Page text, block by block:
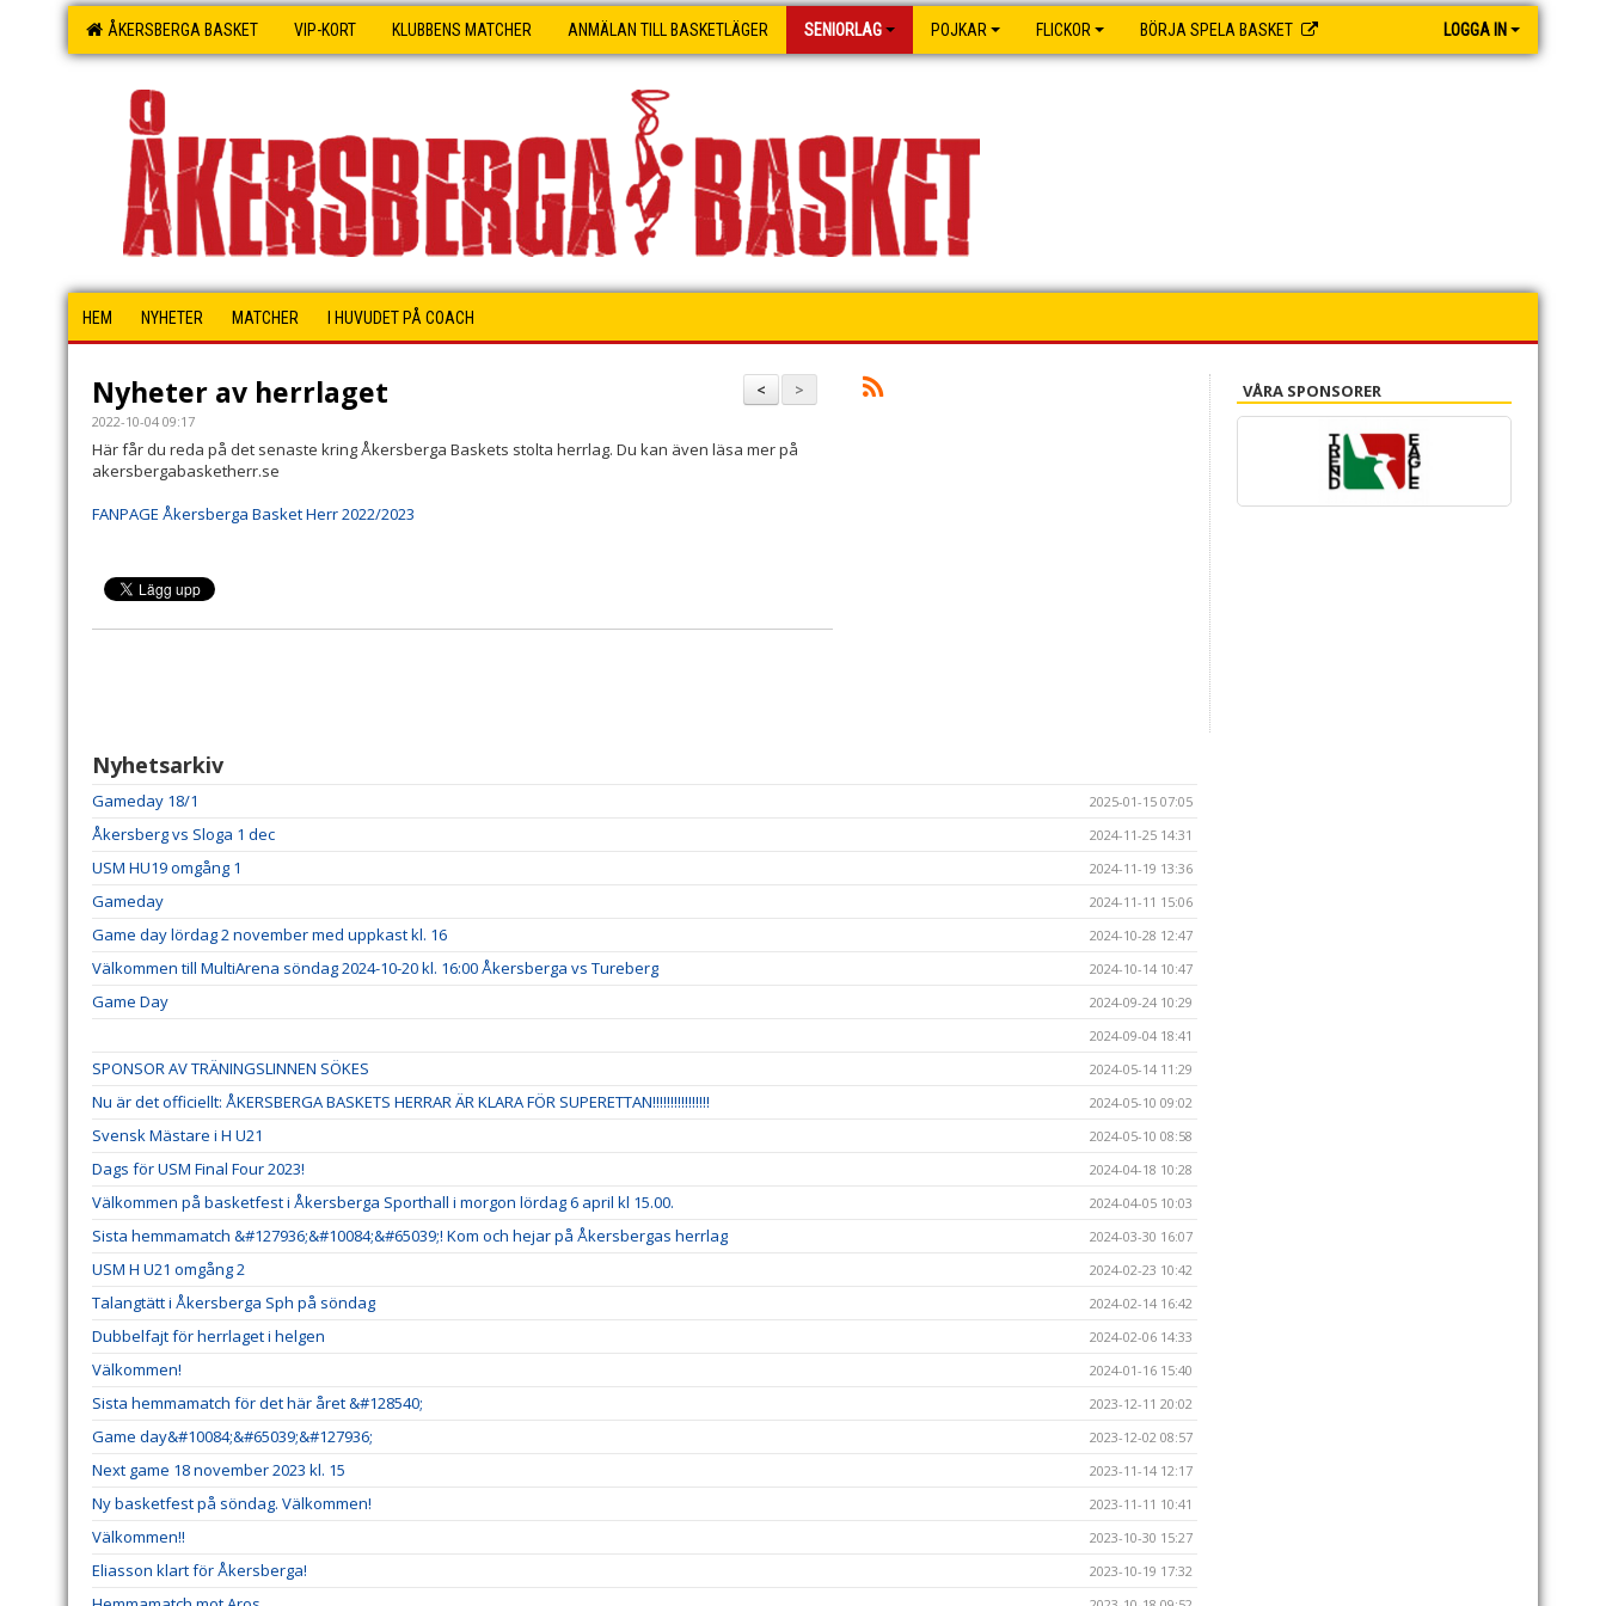
ÅKERSBERGA BASKET VIP-KORT KLUBBENS MATCHER ANMÄLAN TILL BASKETLÄGER SENIORLAG POJKAR FLICKOR BÖRJA SPELA BASKET LOGGA IN
HEM NYHETER MATCHER I HUVUDET PÅ COACH
>
<
Nyheter av herrlaget
2022-10-04 09:17
Här får du reda på det senaste kring Åkersberga Baskets stolta herrlag. Du kan även läsa mer på
akersbergabasketherr.se
FANPAGE Åkersberga Basket Herr 2022/2023
Nyhetsarkiv
Gameday 18/1 2025-01-15 07:05
Åkersberg vs Sloga 1 dec 2024-11-25 14:31
USM HU19 omgång 1 2024-11-19 13:36
Gameday 2024-11-11 15:06
Game day lördag 2 november med uppkast kl. 16 2024-10-28 12:47
Välkommen till MultiArena söndag 2024-10-20 kl. 16:00 Åkersberga vs Tureberg 2024-10-14 10:47
Game Day
2024-09-24 10:29
2024-09-04 18:41
SPONSOR AV TRÄNINGSLINNEN SÖKES 2024-05-14 11:29
Nu är det officiellt: ÅKERSBERGA BASKETS HERRAR ÄR KLARA FÖR SUPERETTAN!!!!!!!!!!!!!!!! 2024-05-10 09:02
Svensk Mästare i H U21 2024-05-10 08:58
Dags för USM Final Four 2023! 2024-04-18 10:28
Välkommen på basketfest i Åkersberga Sporthall i morgon lördag 6 april kl 15.00. 2024-04-05 10:03
Sista hemmamatch &#127936;&#10084;&#65039;! Kom och hejar på Åkersbergas herrlag 2024-03-30 16:07
USM H U21 omgång 2 2024-02-23 10:42
Talangtätt i Åkersberga Sph på söndag 2024-02-14 16:42
Dubbelfajt för herrlaget i helgen 2024-02-06 14:33
Välkommen! 2024-01-16 15:40
Sista hemmamatch för det här året &#128540; 2023-12-11 20:02
Game day&#10084;&#65039;&#127936; 2023-12-02 08:57
Next game 18 november 2023 kl. 15 2023-11-14 12:17
Ny basketfest på söndag. Välkommen! 2023-11-11 10:41
Välkommen!! 2023-10-30 15:27
Eliasson klart för Åkersberga! 2023-10-19 17:32
VÅRA SPONSORER